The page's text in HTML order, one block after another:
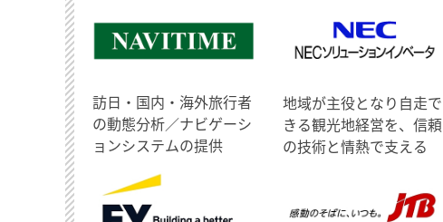
訪日・国内・海外旅行者
の動態分析／ナビゲーシ
ョンシステムの提供
地域が主役となり自走で
きる観光地経営を、信頼
の技術と情熱で支える